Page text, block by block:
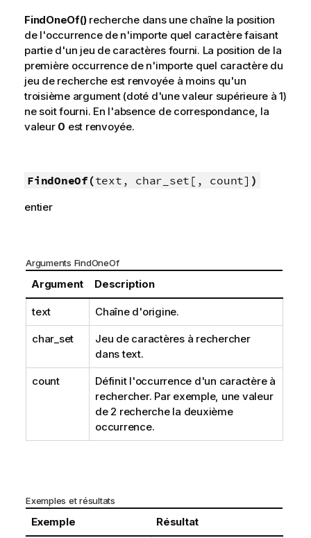
FindOneOf()recherche dans une chaîne la position
de l'occurrence de n'importe quel caractère faisant
partie d'un jeu de caractères fourni. La position de la
première occurrence de n'importe quel caractère du
jeu de recherche est renvoyée à moins qu'un
troisième argument (doté d'une valeur supérieure à 1)
ne soit fourni. En l'absence de correspondance, la
valeur 0 est renvoyée.
FindOneOf(text, char_set[, count] )
entier
Arguments FindOneOf
Argument Description
text Chaîne d'origine.
char_set
Jeu de caractères à rechercher
danstext.
count
Définit l'occurrence d'un caractère à
rechercher. Par exemple, une valeur
de 2 recherche la deuxième
occurrence.
Exemples et résultats
Exemple Résultat